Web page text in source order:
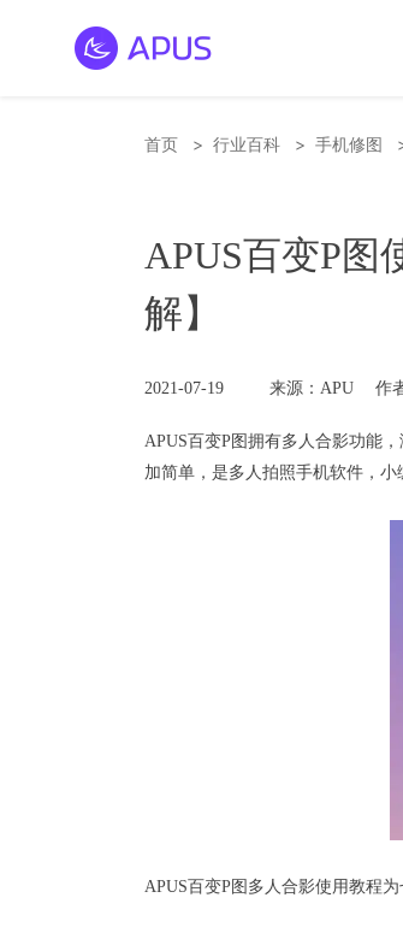
首页 > 行业百科 > 手机修图
APUS百变P图
解】
2021-07-19 来源：APU 作
APUS百变P图 拥有多人合影功能
加简单，是多人拍照手机软件，小
APUS百变P图 多人合影使用教程为